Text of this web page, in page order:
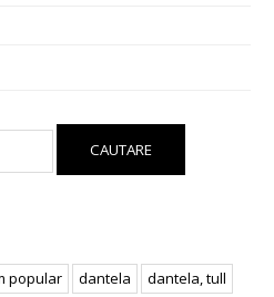
popular dantela
dantela, tull